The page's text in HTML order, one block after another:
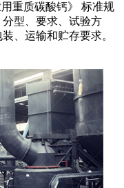
重质碳酸钙》 标准规
型、要求、试验方
、运输和贮存要求。